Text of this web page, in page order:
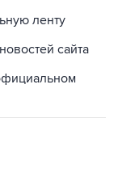
ленту
сайта